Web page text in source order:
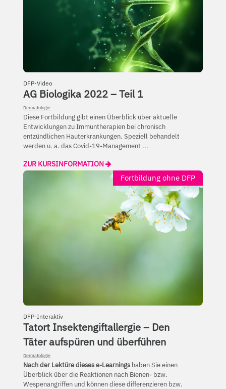
DFP-Video
AG Biologika 2022 – Teil 1
Dermatologie
Diese Fortbildung gibt einen Überblick über aktuelle
Entwicklungen zu Immuntherapien bei chronisch
entzündlichen Hauterkrankungen. Speziell behandelt
werden u. a. das Covid-19-Management ...
ZUR KURSINFORMATION
Fortbildung ohne DFP
DFP-Interaktiv
Tatort Insektengiftallergie – Den
Täter aufspüren und überführen
Dermatologie
Nach der Lektüre dieses e-Learnings haben Sie einen
Überblick über die Reaktionen nach Bienen- bzw.
Wespenangriffen und können diese differenzieren bzw.